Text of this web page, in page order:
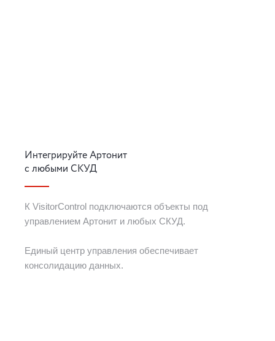
Интегрируйте Артонит
с любыми СКУД
К VisitorControl подключаются объекты под
управлением Артонит и любых СКУД.
Единый центр управления обеспечивает
консолидацию данных.